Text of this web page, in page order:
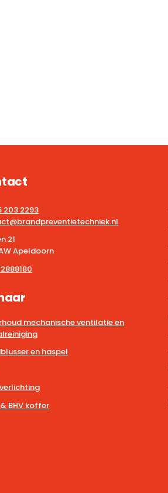
203 2293
21
Apeldoorn
mechanische ventilatie en
en haspel
& BHV koffer